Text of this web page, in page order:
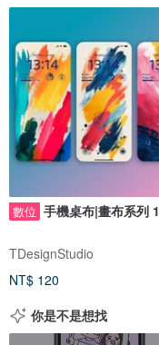
數位 手機桌布|畫布系列 1
TDesignStudio
NT$ 120
你是不是想找